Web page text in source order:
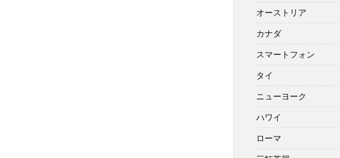
オーストリア
カナダ
スマートフォン
タイ
ニューヨーク
ハワイ
ローマ